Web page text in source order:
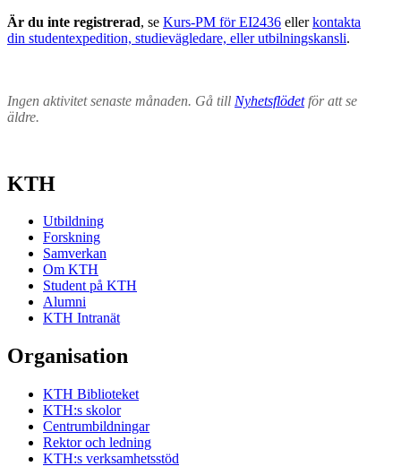
Är du inte registrerad, se Kurs-PM för EI2436 ellerkontakta
din studentexpedition, studievägledare, eller utbilningskansli.
Ingen aktivitet senaste månaden. Gå till Nyhetsflödetför att se
äldre.
KTH
Utbildning
Forskning
Samverkan
Om KTH
Student på KTH
Alumni
KTH Intranät
Organisation
KTH Biblioteket
KTH:s skolor
Centrumbildningar
Rektor och ledning
KTH:s verksamhetsstöd